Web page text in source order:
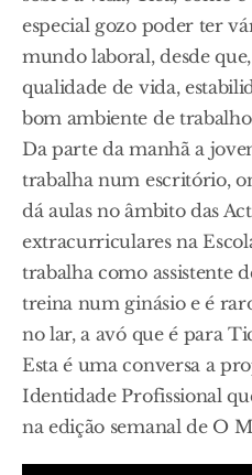
especial gozo poder ter
mundo laboral, desde
qualidade de vida,
bom ambiente de
Da parte da manhã a
trabalha num escritório,
dá aulas no âmbito das
extracurriculares na
trabalha como assistente
treina num ginásio e é
no lar, a avó que é para
Esta é uma conversa a
Identidade Profissional
na edição semanal de O